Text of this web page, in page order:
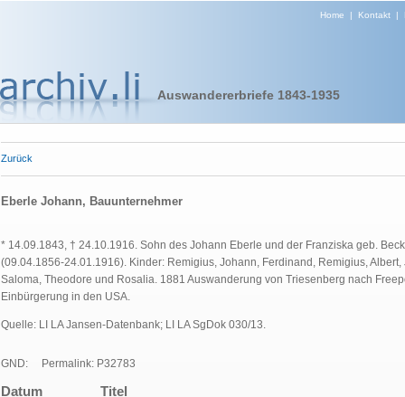
Home | Kontakt|
Auswandererbriefe 1843-1935
Zurück
Eberle Johann, Bauunternehmer
* 14.09.1843, † 24.10.1916. Sohn des Johann Eberle und der Franziska geb.
(09.04.1856-24.01.1916). Kinder: Remigius, Johann, Ferdinand, Remigius,
Saloma, Theodore und Rosalia. 1881 Auswanderung von Triesenberg nach
Einbürgerung in den USA.
Quelle: LI LA Jansen-Datenbank; LI LA SgDok 030/13.
GND: Permalink: P32783
Datum Titel